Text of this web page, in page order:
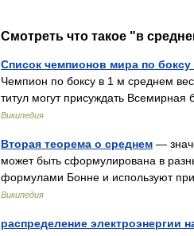
Смотреть что такое "в
Список чемпионов мира по
Чемпион по боксу в 1 м среднем
титул могут присуждать
Википедия
Вторая теорема о среднем —
может быть сформулирована в
формулами Бонне и используют
Википедия
распределение электроэнергии